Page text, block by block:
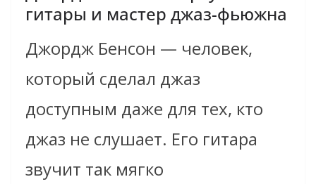
гитары и мастер джаз-фьюжна
Джордж Бенсон — человек,
который сделал джаз
доступным даже для тех, кто
джаз не слушает. Его гитара
звучит так мягко